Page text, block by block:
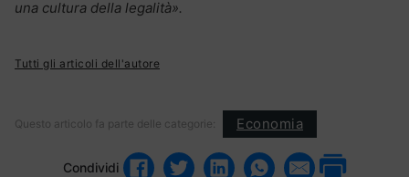
una cultura della legalità».
Tutti gli articoli dell'autore
Questo articolo fa parte delle categorie: Economia
Condividi